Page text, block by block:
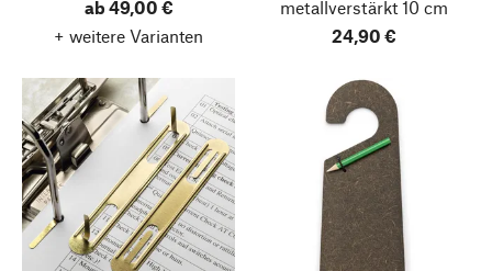
ab 49,00 €
+ weitere Varianten
metallverstärkt 10 cm
24,90 €